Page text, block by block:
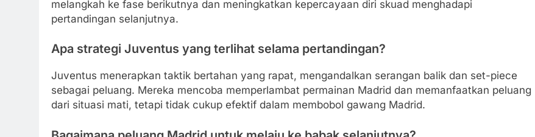
melangkah ke fase berikutnya dan meningkatkan kepercayaan diri skuad menghadapi
pertandingan selanjutnya.
Apa strategi Juventus yang terlihat selama pertandingan?
Juventus menerapkan taktik bertahan yang rapat, mengandalkan serangan balik dan set-piece
sebagai peluang. Mereka mencoba memperlambat permainan Madrid dan memanfaatkan peluang
dari situasi mati, tetapi tidak cukup efektif dalam membobol gawang Madrid.